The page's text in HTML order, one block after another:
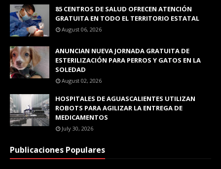
85 CENTROS DE SALUD OFRECEN ATENCIÓN
GRATUITA EN TODO EL TERRITORIO ESTATAL
August 06, 2026
ANUNCIAN NUEVA JORNADA GRATUITA DE
ESTERILIZACIÓN PARA PERROS Y GATOS EN LA
SOLEDAD
August 02, 2026
HOSPITALES DE AGUASCALIENTES UTILIZAN
ROBOTS PARA AGILIZAR LA ENTREGA DE
MEDICAMENTOS
July 30, 2026
Publicaciones Populares